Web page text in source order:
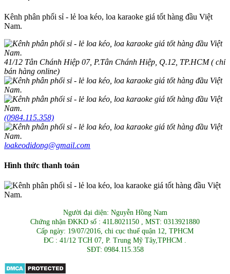
Kênh phân phối sỉ - lẻ loa kéo, loa karaoke giá tốt hàng đầu Việt
Nam.
41/12 Tân Chánh Hiệp 07, P.Tân Chánh Hiệp, Q.12, TP.HCM ( chỉ
bán hàng online)
(0984.115.358)
loakeodidong@gmail.com
Hình thức thanh toán
Người đại diện: Nguyễn Hồng Nam
Chứng nhận ĐKKD số : 41L8021150 , MST: 0313921880
Cấp ngày: 19/07/2016, chi cục thuế quận 12, TPHCM
ĐC : 41/12 TCH 07, P. Trung Mỹ Tây,TPHCM .
SĐT: 0984.115.358